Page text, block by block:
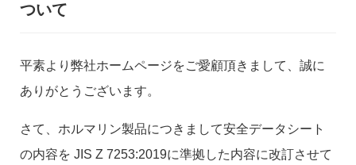
会社概要
採用情報
ついて
平素より弊社ホームページをご愛顧頂きまして、誠に
ありがとうございます。
さて、ホルマリン製品につきまして安全データシート
の内容を JIS Z 7253:2019に準拠した内容に改訂させて